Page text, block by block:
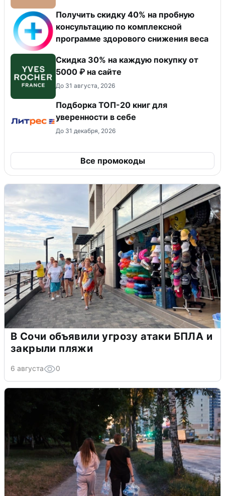
Получить скидку 40% на пробную
консультацию по комплексной
программе здорового снижения веса
Скидка 30% на каждую покупку от
5000 ₽ на сайте
До 31 августа, 2026
Подборка ТОП-20 книг для
уверенности в себе
До 31 декабря, 2026
Все промокоды
В Сочи объявили угрозу атаки БПЛА и
закрыли пляжи
6 августа 0